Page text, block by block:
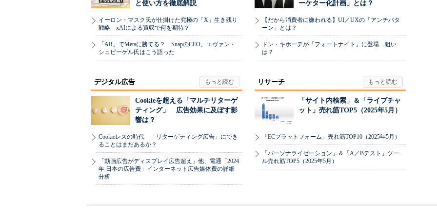
と使い方を徹底解説
イーロン・マスク氏が仕掛けた究極の「X」生き残り
戦略 xAIによる買収で何を期待？
「AR」でMetaに勝てる？ SnapのCEO、エヴァン・
シュピーゲル氏はこう語った
ーケター化計画」とは？
【だから消費者に嫌われる】UI／UXの「アンチパタ
ーン」とは？
ドン・キホーテが「フォートナイト」に登場 狙い
は？
デジタル広告
Cookieを超える「マルチリターゲ
ティング」 広告効果に及ぼす影
響は？
Cookieレスの時代 「リターゲティング広告」にでき
ることはまだあるか？
「動画広告がディスプレイ広告超え」他、電通「2024
年 日本の広告費」インターネット広告媒体費の詳細
分析
リサーチ
「サイト内検索」＆「ライブチャ
ット」売れ筋TOP5（2025年5月）
「ECプラットフォーム」売れ筋TOP10（2025年5月）
「パーソナライゼーション」＆「A／Bテスト」ツー
ル売れ筋TOP5（2025年5月）